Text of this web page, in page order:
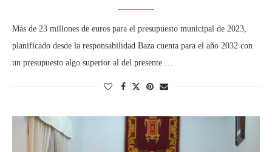
Más de 23 millones de euros para el presupuesto municipal de 2023,
planificado desde la responsabilidad Baza cuenta para el año 2032 con
un presupuesto algo superior al del presente …